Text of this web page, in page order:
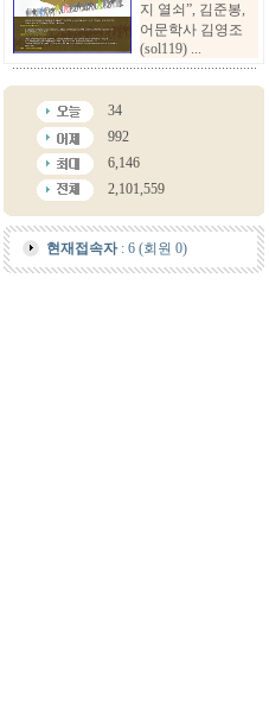
지 열쇠”, 김준봉,
어문학사 김영조
(sol119) ...
34
992
6,146
2,101,559
현재접속자: 6 (회원 0)